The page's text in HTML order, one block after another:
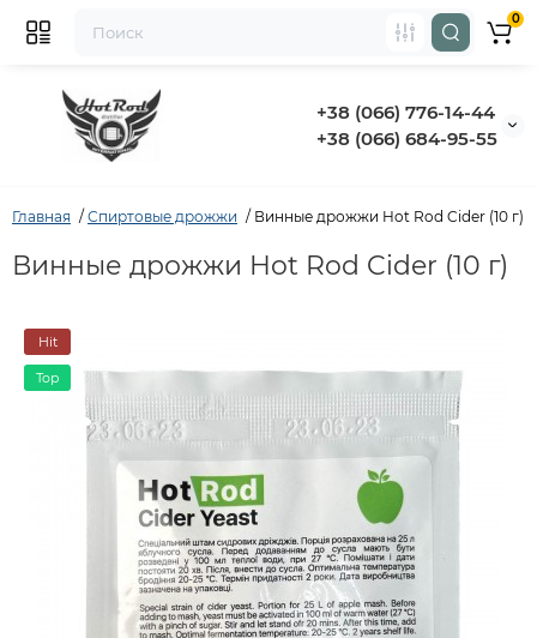
+38 (066) 776-14-44
‭+38 (066) 684-95-55‬
0
Главная Спиртовые дрожжи Винные дрожжи Hot Rod Cider (10 г)
Винные дрожжи Hot Rod Cider (10 г)
Hit
Top